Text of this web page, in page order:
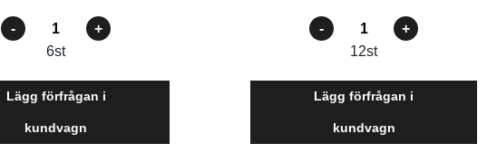
Antal
6st
Lägg förfrågan i
kundvagn
Antal
12st
Lägg förfrågan i
kundvagn